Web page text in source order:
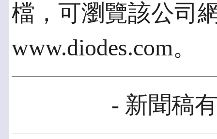
檔，可瀏覽該公司
www.diodes.com。
- 新聞稿